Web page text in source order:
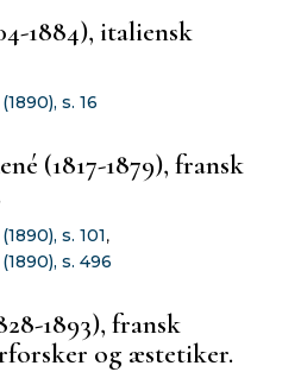
1884), italiensk
s. 16
(1817-1879), fransk
s. 101,
s. 496
1893), fransk
og æstetiker.